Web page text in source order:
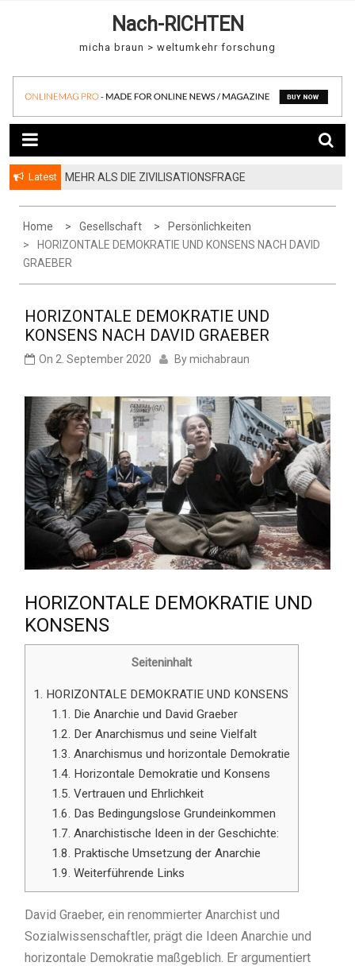
Nach-RICHTEN
micha braun > weltumkehr forschung
Latest MEHR ALS DIE ZIVILISATIONSFRAGE
Home Gesellschaft
Persönlichkeiten
HORIZONTALE DEMOKRATIE UND KONSENS NACH DAVID
GRAEBER
HORIZONTALE DEMOKRATIE UND
KONSENS NACH DAVID GRAEBER
On 2. September 2020 Bymichabraun
HORIZONTALE DEMOKRATIE UND
KONSENS
Seiteninhalt
1. HORIZONTALE DEMOKRATIE UND KONSENS
1.1. Die Anarchie und David Graeber
1.2. Der Anarchismus und seine Vielfalt
1.3. Anarchismus und horizontale Demokratie
1.4. Horizontale Demokratie und Konsens
1.5. Vertrauen und Ehrlichkeit
1.6. Das Bedingungslose Grundeinkommen
1.7. Anarchistische Ideen in der Geschichte:
1.8. Praktische Umsetzung der Anarchie
1.9. Weiterführende Links
David Graeber, ein renommierter Anarchist und
Sozialwissenschaftler, prägt die Ideen Anarchie und
horizontale Demokratie maßgeblich. Er argumentiert